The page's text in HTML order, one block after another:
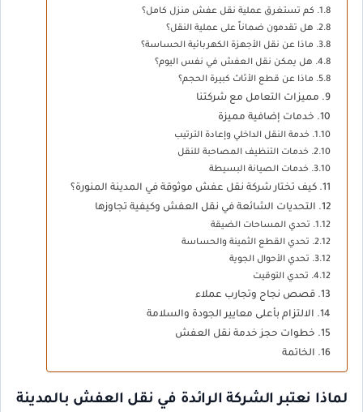
كم تستغرق عملية نقل عفش منزل كامل؟
هل تقدمون ضماناً على عملية النقل؟
ماذا عن نقل الأجهزة الكهربائية الحساسة؟
هل يمكن نقل العفش في نفس اليوم؟
ماذا عن قطع الأثاث كبيرة الحجم؟
مميزات التعامل مع شركتنا
خدمات إضافية مميزة
خدمة النقل الداخلي وإعادة الترتيب
خدمات التنظيف المصاحبة للنقل
خدمات الصيانة البسيطة
كيف تختار شركة نقل عفش موثوقة في المدينة المنورة؟
التحديات الشائعة في نقل العفش وكيفية تجاوزها
تحدي المساحات الضيقة
تحدي القطع الثمينة والحساسة
تحدي الأحوال الجوية
تحدي التوقيت
قصص نجاح وتجارب عملاء
الالتزام بأعلى معايير الجودة والسلامة
خطوات حجز خدمة نقل العفش
الخاتمة
لماذا نعتبر الشركة الرائدة في نقل العفش بالمدينة